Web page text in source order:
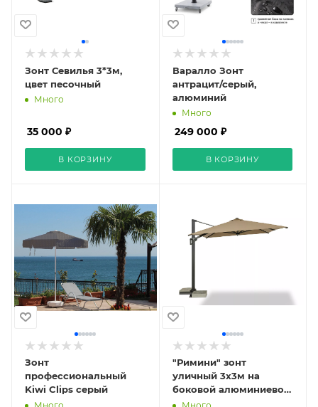
Зонт Севилья 3*3м,
цвет песочный
Много
35 000 ₽
В КОРЗИНУ
Варалло Зонт
антрацит/серый,
алюминий
Много
249 000 ₽
В КОРЗИНУ
Зонт
профессиональный
Kiwi Clips серый
"Римини" зонт
уличный 3х3м на
боковой алюминиевой
опоре, тент бежевый